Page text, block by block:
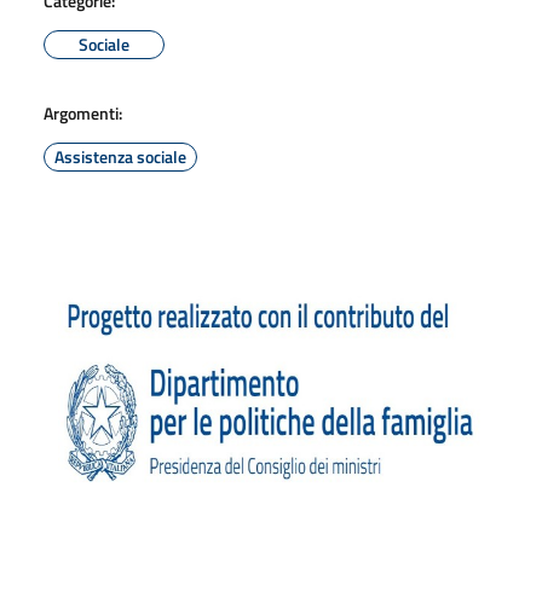
Sociale
Argomenti:
Assistenza sociale